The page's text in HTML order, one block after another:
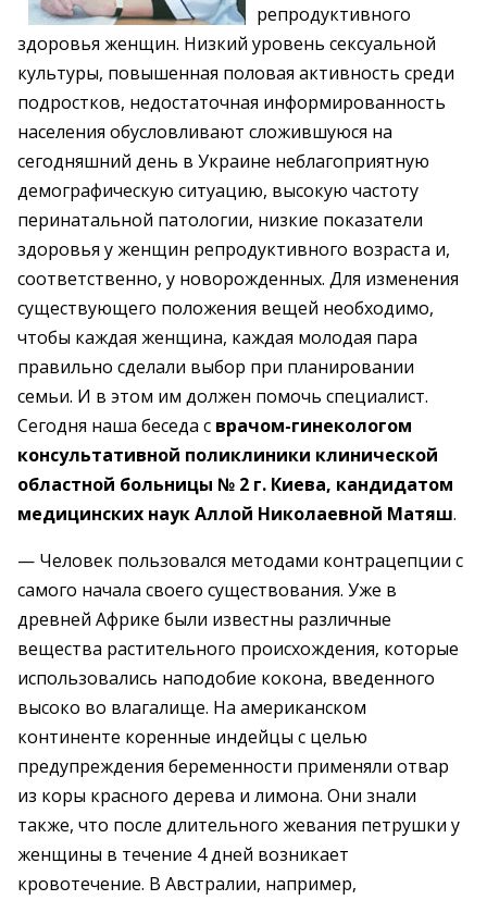
репродуктивного
здоровья женщин. Низкий уровень сексуальной
культуры, повышенная половая активность среди
подростков, недостаточная информированность
населения обусловливают сложившуюся на
сегодняшний день в Украине неблагоприятную
демографическую ситуацию, высокую частоту
перинатальной патологии, низкие показатели
здоровья у женщин репродуктивного возраста и,
соответственно, у новорожденных. Для изменения
существующего положения вещей необходимо,
чтобы каждая женщина, каждая молодая пара
правильно сделали выбор при планировании
семьи. И в этом им должен помочь специалист.
Сегодня наша беседа с врачом-гинекологом
консультативной поликлиники клинической
областной больницы № 2 г. Киева, кандидатом
медицинских наук Аллой Николаевной Матяш.
— Человек пользовался методами контрацепции с
самого начала своего существования. Уже в
древней Африке были известны различные
вещества растительного происхождения, которые
использовались наподобие кокона, введенного
высоко во влагалище. На американском
континенте коренные индейцы с целью
предупреждения беременности применяли отвар
из коры красного дерева и лимона. Они знали
также, что после длительного жевания петрушки у
женщины в течение 4 дней возникает
кровотечение. В Австралии, например,